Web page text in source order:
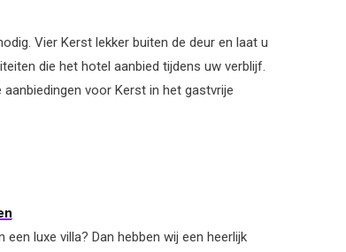
Vier Kerst lekker buiten de deur en laat u
die het hotel aanbied tijdens uw verblijf.
voor Kerst in het gastvrije
luxe villa? Dan hebben wij een heerlijk